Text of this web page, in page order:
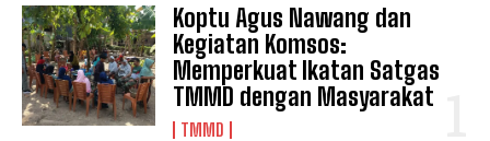
Koptu Agus Nawang dan
Kegiatan Komsos:
Memperkuat Ikatan Satgas
TMMD dengan Masyarakat
TMMD